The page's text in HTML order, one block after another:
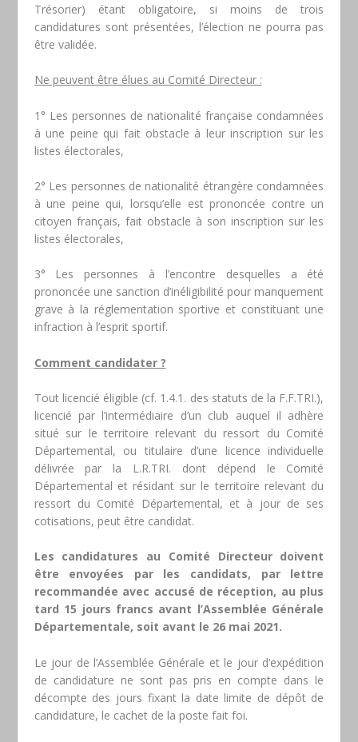
Trésorier) étant obligatoire, si moins de trois
candidatures sont présentées, l’élection ne pourra pas
être validée.
Ne peuvent être élues au Comité Directeur :
1° Les personnes de nationalité française condamnées
à une peine qui fait obstacle à leur inscription sur les
listes électorales,
2° Les personnes de nationalité étrangère condamnées
à une peine qui, lorsqu’elle est prononcée contre un
citoyen français, fait obstacle à son inscription sur les
listes électorales,
3° Les personnes à l’encontre desquelles a été
prononcée une sanction d’inéligibilité pour manquement
grave à la réglementation sportive et constituant une
infraction à l’esprit sportif.
Comment candidater ?
Tout licencié éligible (cf. 1.4.1. des statuts de la F.F.TRI.),
licencié par l’intermédiaire d’un club auquel il adhère
situé sur le territoire relevant du ressort du Comité
Départemental, ou titulaire d’une licence individuelle
délivrée par la L.R.TRI. dont dépend le Comité
Départemental et résidant sur le territoire relevant du
ressort du Comité Départemental, et à jour de ses
cotisations, peut être candidat.
Les candidatures au Comité Directeur doivent
être envoyées par les candidats, par lettre
recommandée avec accusé de réception, au plus
tard 15 jours francs avant l’Assemblée Générale
Départementale, soit avant le 26 mai 2021.
Le jour de l’Assemblée Générale et le jour d’expédition
de candidature ne sont pas pris en compte dans le
décompte des jours fixant la date limite de dépôt de
candidature, le cachet de la poste fait foi.